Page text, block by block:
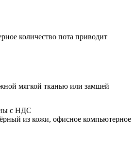
количество пота приводит
мягкой тканью или замшей
с НДС
из кожи, офисное компьютерное